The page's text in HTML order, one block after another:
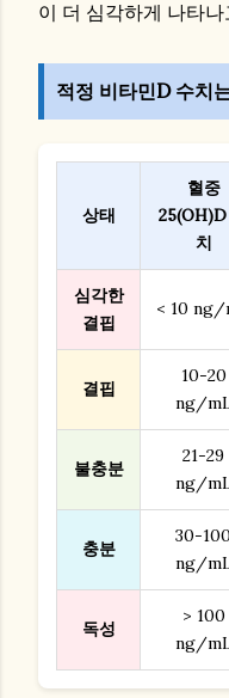
이 더 심각하게 나타
적정 비타민D 수치
상태
혈중
치
심각한
결핍
< 10 ng/
결핍
10-20
ng/
불충분
21-29
ng/
충분
30-100
ng/
독성
> 100
ng/